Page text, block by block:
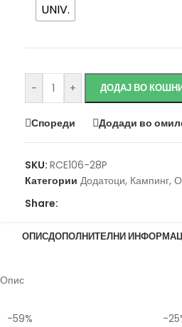
UNIV.
- + ДОДАЈ ВО
Спореди Додади во
SKU: RCE106-28P
Категории Додатоци, Кампинг,
Share:
ОПИСДОПОЛНИТЕЛНИ
Опис
-59% -